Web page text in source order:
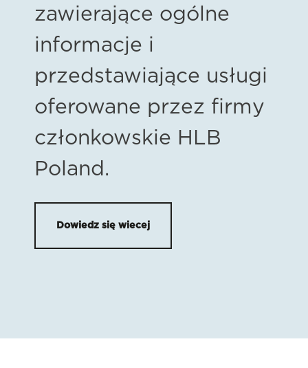
zawierające ogólne
informacje i
przedstawiające usługi
oferowane przez firmy
członkowskie HLB
Poland.
Dowiedz się wiecej